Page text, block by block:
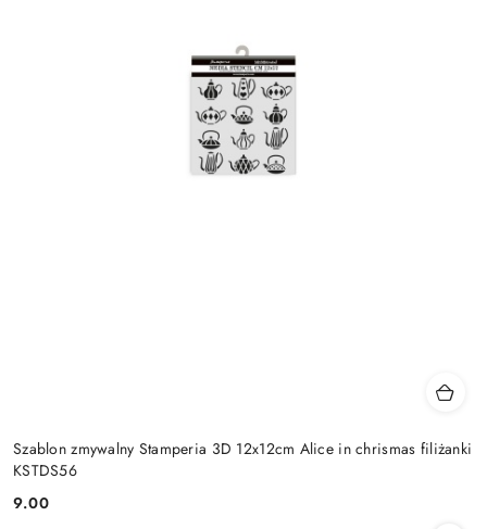
Szablon zmywalny Stamperia 3D 12x12cm Alice in chrismas filiżanki
KSTDS56
Cena:
9.00